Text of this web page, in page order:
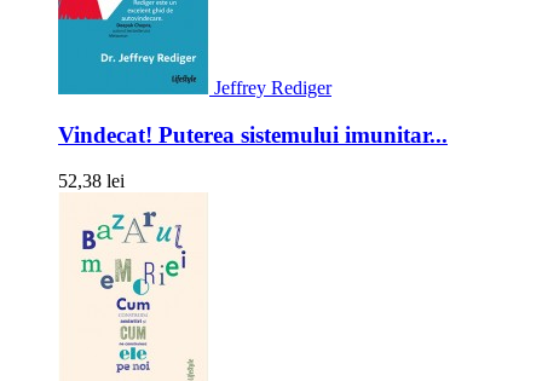
Jeffrey Rediger
Vindecat! Puterea sistemului imunitar...
52,38 lei